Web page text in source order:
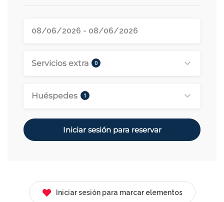
Servicios extra 0
Huéspedes 1
Iniciar sesión para reservar
Iniciar sesión para marcar elementos